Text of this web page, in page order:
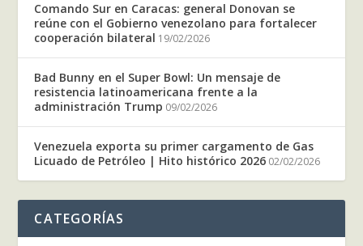
Comando Sur en Caracas: general Donovan se
reúne con el Gobierno venezolano para fortalecer
cooperación bilateral 19/02/2026
Bad Bunny en el Super Bowl: Un mensaje de
resistencia latinoamericana frente a la
administración Trump 09/02/2026
Venezuela exporta su primer cargamento de Gas
Licuado de Petróleo | Hito histórico 2026 02/02/2026
CATEGORÍAS